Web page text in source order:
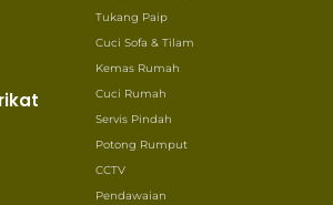
Tukang Paip
Cuci Sofa & Tilam
Kemas Rumah
Cuci Rumah
Servis Pindah
Potong Rumput
CCTV
Pendawaian